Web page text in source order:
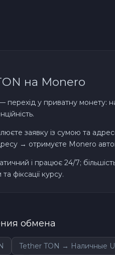
GRAM
на Monero
у приватну монету:
заявку із сумою та
→ отримуєте Monero
і працює 24/7;
фіксації курсу.
обмена
Tether TON → Наличные